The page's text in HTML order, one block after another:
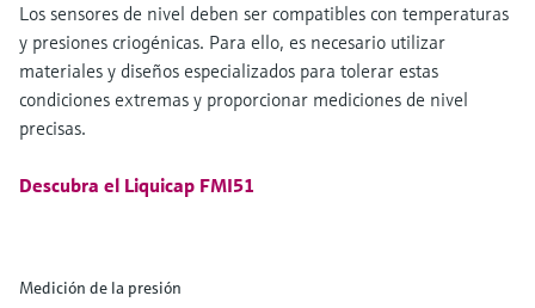
Los sensores de nivel deben ser compatibles con temperaturas
y presiones criogénicas. Para ello, es necesario utilizar
materiales y diseños especializados para tolerar estas
condiciones extremas y proporcionar mediciones de nivel
precisas.
Descubra el Liquicap FMI51
Medición de la presión